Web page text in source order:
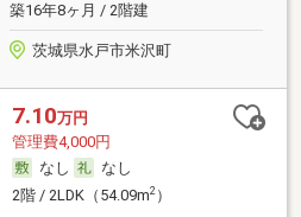
築16年8ヶ月 / 2階建
茨城県水戸市米沢町
7.10万円
管理費4,000円
なし
なし
2階 / 2LDK（54.09m2）